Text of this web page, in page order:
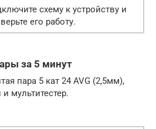
схему к устройству и
его работу.
за 5 минут
пара 5 кат 24 AVG (2,5мм),
мультитестер.